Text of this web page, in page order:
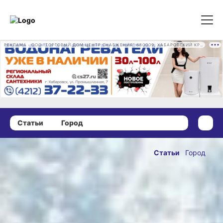
Статьи Город
Хабаровчан
приучают
выкидывать
бутылки
правильно
Статьи Город